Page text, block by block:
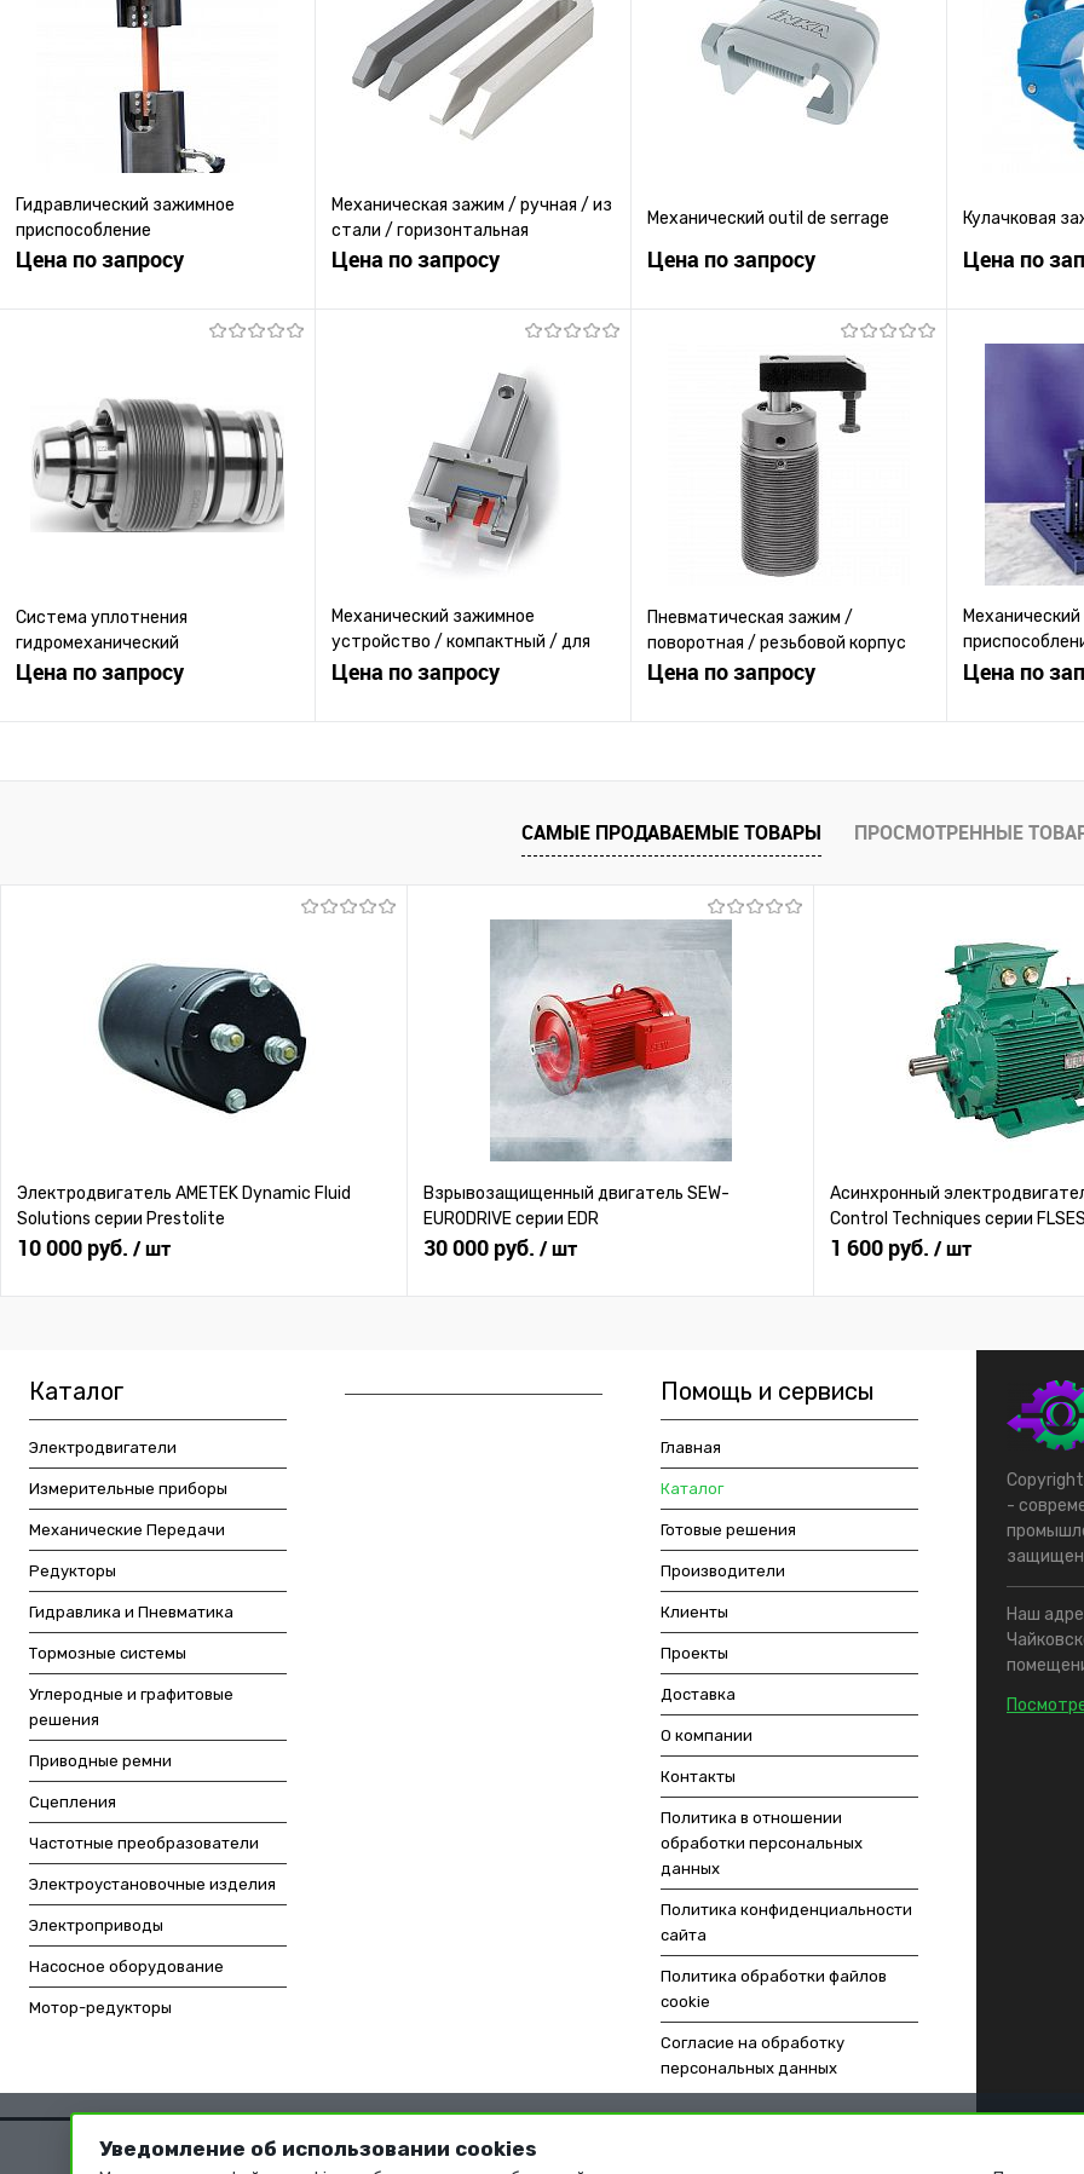
Гидравлический зажимное
приспособление
Цена по запросу
Запросить цену
Купить в 1 клик
К сравнению
В избранное
Под заказ
Механическая зажим / ручная / из
стали / горизонтальная
Цена по запросу
Запросить цену
К сравнению
В избранное
Под заказ
Механический outil de serrage
Цена по запросу
Запросить цену
Купить в 1 клик
К сравнению
В избранное
Кулачковая
Цена по
В избранное
Система уплотнения
гидромеханический
Цена по запросу
Механический зажимное
устройство / компактный / для
линейной направляющей
Цена по запросу
К сравнению
Под заказ
Пневматическая зажим /
поворотная / резьбовой корпус
Цена по запросу
Купить в 1 клик
К сравнению
В избранное
Цена по
Купить в 1
САМЫЕ ПРОДАВАЕМЫЕ ТОВАРЫ ПРОСМОТРЕННЫЕ
Электродвигатель AMETEK Dynamic Fluid
Solutions серии Prestolite
10 000 руб. / шт
Взрывозащищенный двигатель SEW-
EURODRIVE серии EDR
30 000 руб. / шт
Асинхронный
Control Techniques серии FLSES
1 600 руб. / шт
Каталог
Электродвигатели
Измерительные приборы
Механические Передачи
Редукторы
Гидравлика и Пневматика
Тормозные системы
Углеродные и графитовые
решения
Приводные ремни
Сцепления
Частотные преобразователи
Электроустановочные изделия
Электроприводы
Насосное оборудование
Мотор-редукторы
Помощь и сервисы
Главная
Каталог
Готовые решения
Производители
Клиенты
Проекты
Доставка
О компании
Контакты
Политика в отношении
обработки персональных
данных
Политика конфиденциальности
сайта
Политика обработки файлов
cookie
Согласие на обработку
персональных данных
-
Наш
Уведомление об использовании cookies